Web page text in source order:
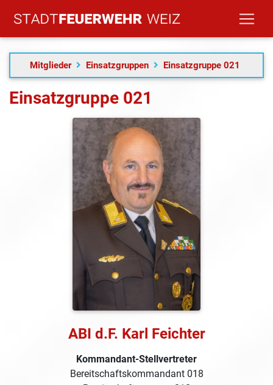
Mitglieder Einsatzgruppen Einsatzgruppe 021
Einsatzgruppe 021
ABI d.F. Karl Feichter
Kommandant-Stellvertreter
Bereitschaftskommandant 018